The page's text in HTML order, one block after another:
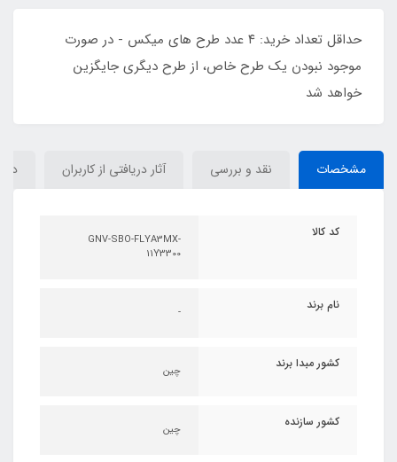
حداقل تعداد خرید: ۴ عدد طرح های میکس - در صورت
موجود نبودن یک طرح خاص، از طرح دیگری جایگزین
خواهد شد
مشخصات نقد و بررسی آثار دریافتی از کاربران
کد کالا
GNV-SBO-FLYA3MX-
11Y3300
نام برند -
کشور مبدا برند چین
کشور سازنده چین